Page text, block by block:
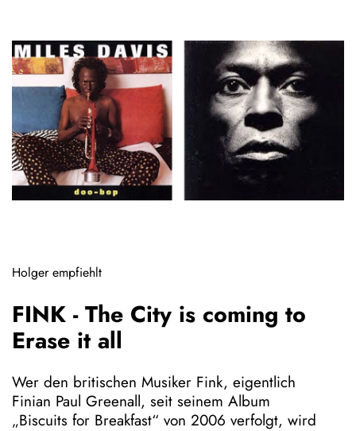
Holger empfiehlt
FINK - The City is coming to
Erase it all
Wer den britischen Musiker Fink, eigentlich
Finian Paul Greenall, seit seinem Album
„Biscuits for Breakfast“ von 2006 verfolgt, wird